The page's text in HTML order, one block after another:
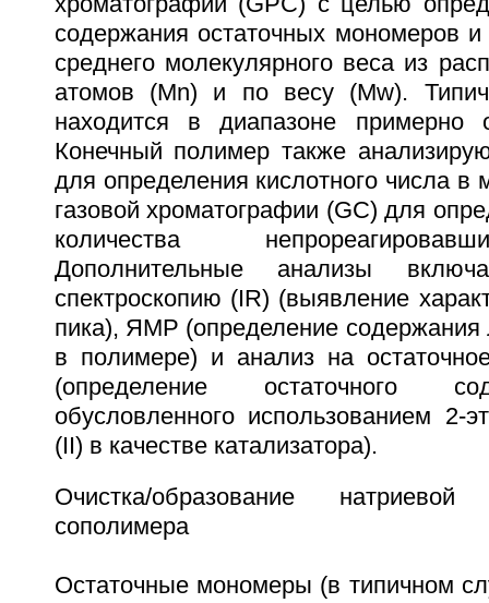
содержания остаточных мономеров и
среднего молекулярного веса из
атомов (Мn) и по весу (Mw).
находится в диапазоне
Конечный полимер также
для определения кислотного числа в
газовой хроматографии (GC) для
количества
Дополнительные анализы
спектроскопию (IR) (выявление
пика), ЯМР (определение содержания
в полимере) и анализ на
(определение остаточного
обусловленного использованием 2-
(II) в качестве катализатора).
Очистка/образование
сополимера
Остаточные мономеры (в типичном